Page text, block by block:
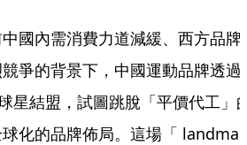
國內需消費力道減緩、西方品牌
爭的背景下，中國運動品牌透過
星結盟，試圖跳脫「平價代工」
化的品牌佈局。這場「